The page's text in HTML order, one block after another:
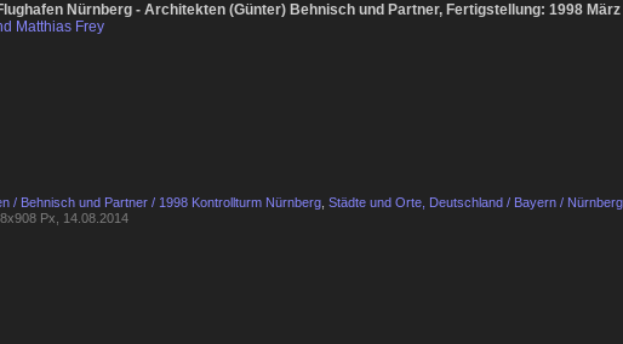
Nürnberg - Architekten (Günter) Behnisch und Partner, Fertigstellung: 1998
Matthias Frey
/ Behnisch und Partner / 1998 Kontrollturm Nürnberg Städte und Orte, Deutschland / Bayern / Nürnberg
Px, 14.08.2014